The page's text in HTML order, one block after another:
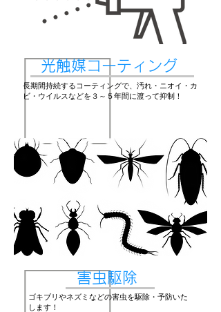
​光触媒コーティング
​長期間持続するコーティングで、汚れ・ニオイ・カ
ビ・ウイルスなどを３～５年間に渡って抑制！
​害虫駆除
​ゴキブリやネズミなどの害虫を駆除・予防いた
します！